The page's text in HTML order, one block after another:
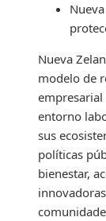
Nueva
modelo de
entorno
sus
políticas
bienestar,